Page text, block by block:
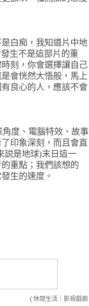
白痴，我知道片中地
生不是這部片的重
刻，你會選擇讓自己
會恍然大悟般，馬上
良心的人，應該不會
度、電腦特效、故事
印象深刻，而且會直
説是地球)末日這一
重點；我們該想的
生的速度。
( 休閒生活 影視戲劇